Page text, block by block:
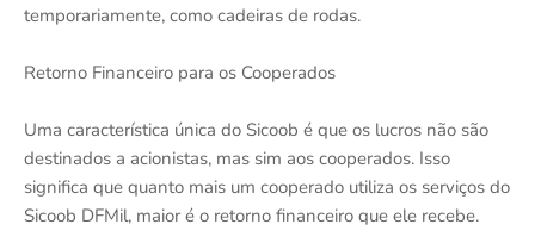
temporariamente, como cadeiras de rodas.
Retorno Financeiro para os Cooperados
Uma característica única do Sicoob é que os lucros não são
destinados a acionistas, mas sim aos cooperados. Isso
significa que quanto mais um cooperado utiliza os serviços do
Sicoob DFMil, maior é o retorno financeiro que ele recebe.